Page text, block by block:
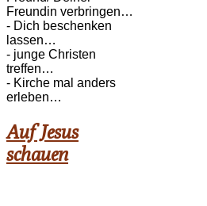
Freundin verbringen…
- Dich beschenken
lassen…
- junge Christen
treffen…
- Kirche mal anders
erleben…
Auf Jesus
schauen